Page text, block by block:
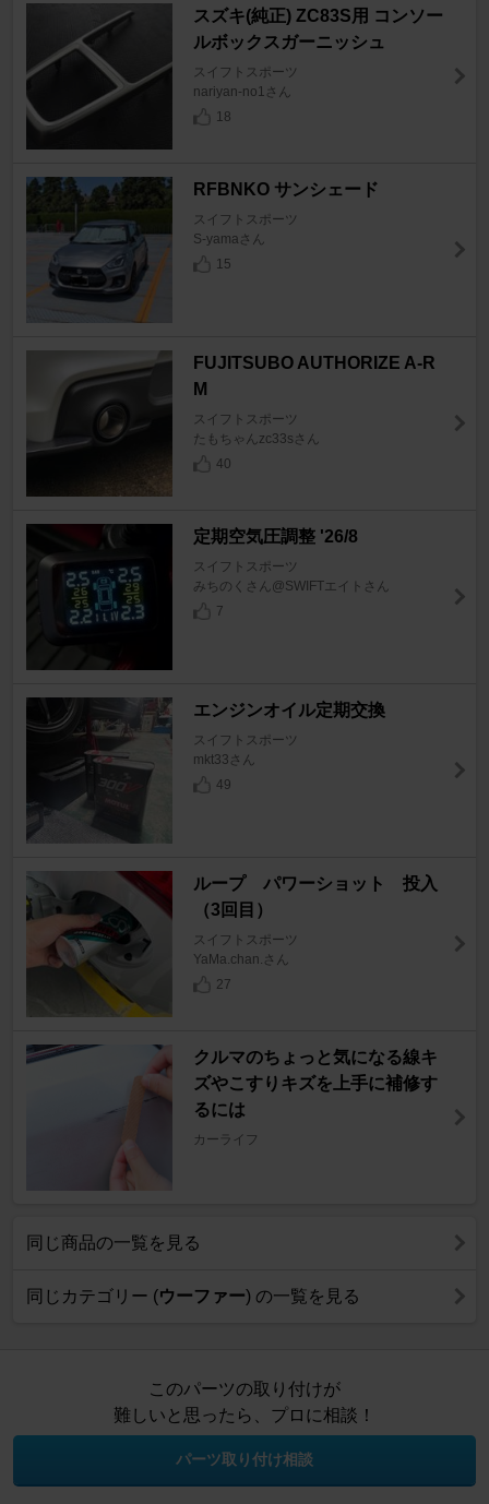
スズキ(純正) ZC83S用 コンソー
ルボックスガーニッシュ
スイフトスポーツ
nariyan-no1さん
18
RFBNKO サンシェード
スイフトスポーツ
S-yamaさん
15
FUJITSUBO AUTHORIZE A-R
M
スイフトスポーツ
たもちゃんzc33sさん
40
定期空気圧調整 '26/8
スイフトスポーツ
みちのくさん@SWIFTエイトさん
7
エンジンオイル定期交換
スイフトスポーツ
mkt33さん
49
ループ パワーショット 投入
（3回目）
スイフトスポーツ
YaMa.chan.さん
27
クルマのちょっと気になる線キ
ズやこすりキズを上手に補修す
るには
カーライフ
同じ商品の一覧を見る
同じカテゴリー (ウーファー) の一覧を見る
このパーツの取り付けが
難しいと思ったら、プロに相談！
パーツ取り付け相談